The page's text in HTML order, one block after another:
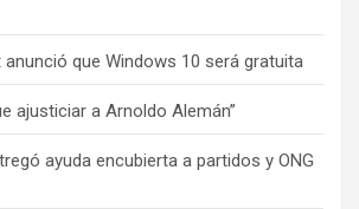
que Windows 10 será gratuita
ajusticiar a Arnoldo Alemán”
ayuda encubierta a partidos y ONG